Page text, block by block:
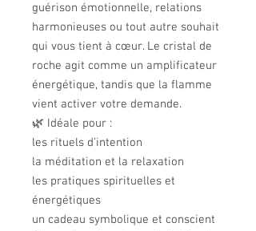
guérison émotionnelle, relations
harmonieuses ou tout autre souhait
qui vous tient à cœur. Le cristal de
roche agit comme un amplificateur
énergétique, tandis que la flamme
vient activer votre demande.
🌿 Idéale pour :
les rituels d’intention
la méditation et la relaxation
les pratiques spirituelles et
énergétiques
un cadeau symbolique et conscient